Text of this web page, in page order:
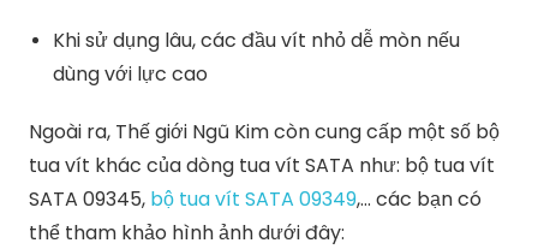
Khi sử dụng lâu, các đầu vít nhỏ dễ mòn nếu
dùng với lực cao
Ngoài ra, Thế giới Ngũ Kim còn cung cấp một số bộ
tua vít khác của dòng tua vít SATA như: bộ tua vít
SATA 09345, bộ tua vít SATA 09349,… các bạn có
thể tham khảo hình ảnh dưới đây: